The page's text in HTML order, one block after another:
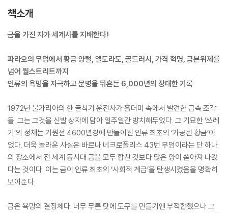
책소개
금을 가진 자가 세계사를 지배한다!
파라오의 무덤에서 황금 양털, 엘도라도, 골드러시, 가격 혁명, 금본위제를
넘어 월스트리트까지
인류의 욕망을 자극하고 문명을 뒤흔든 6,000년의 장대한 기록
1972년 불가리아의 한 굴착기 운전사가 흙더미 속에서 발견한 금속 조각
들. 그는 그것을 신발 상자에 담아 일주일간 방치해두었다. 그 기묘한 ‘쓰레
기’의 정체는 기원전 4600년경에 만들어진 인류 최초의 ‘가공된 황금’이
었다. 더욱 놀라운 사실은 바르나 네크로폴리스 43번 무덤이라는 단 하나
의 장소에서 전 세계 동시대 금을 모두 합친 것보다 많은 양이 쏟아져 나왔
다는 것이다. 이는 금이 인류 최초의 ‘사회적 계급’을 탄생시켰음을 명확히
보여준다.
금은 욕망의 결정체다. 너무 무른 탓에 도구를 만들기엔 부적합했으나 그